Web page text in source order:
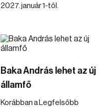
2027. január 1-től.
Baka András lehet az új
államfő
Korábban a Legfelsőbb